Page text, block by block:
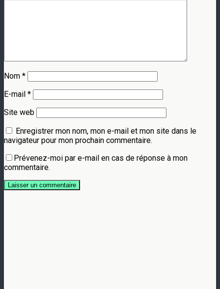
Nom *
E-mail *
Site web
Enregistrer mon nom, mon e-mail et mon site dans le
navigateur pour mon prochain commentaire.
Prévenez-moi par e-mail en cas de réponse à mon
commentaire.